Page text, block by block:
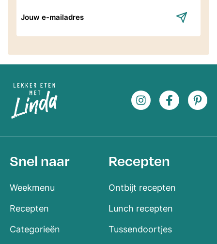
mailadres
Snel naar
Weekmenu
Recepten
Categorieën
Recepten
Ontbijt recepten
Lunch recepten
Tussendoortjes